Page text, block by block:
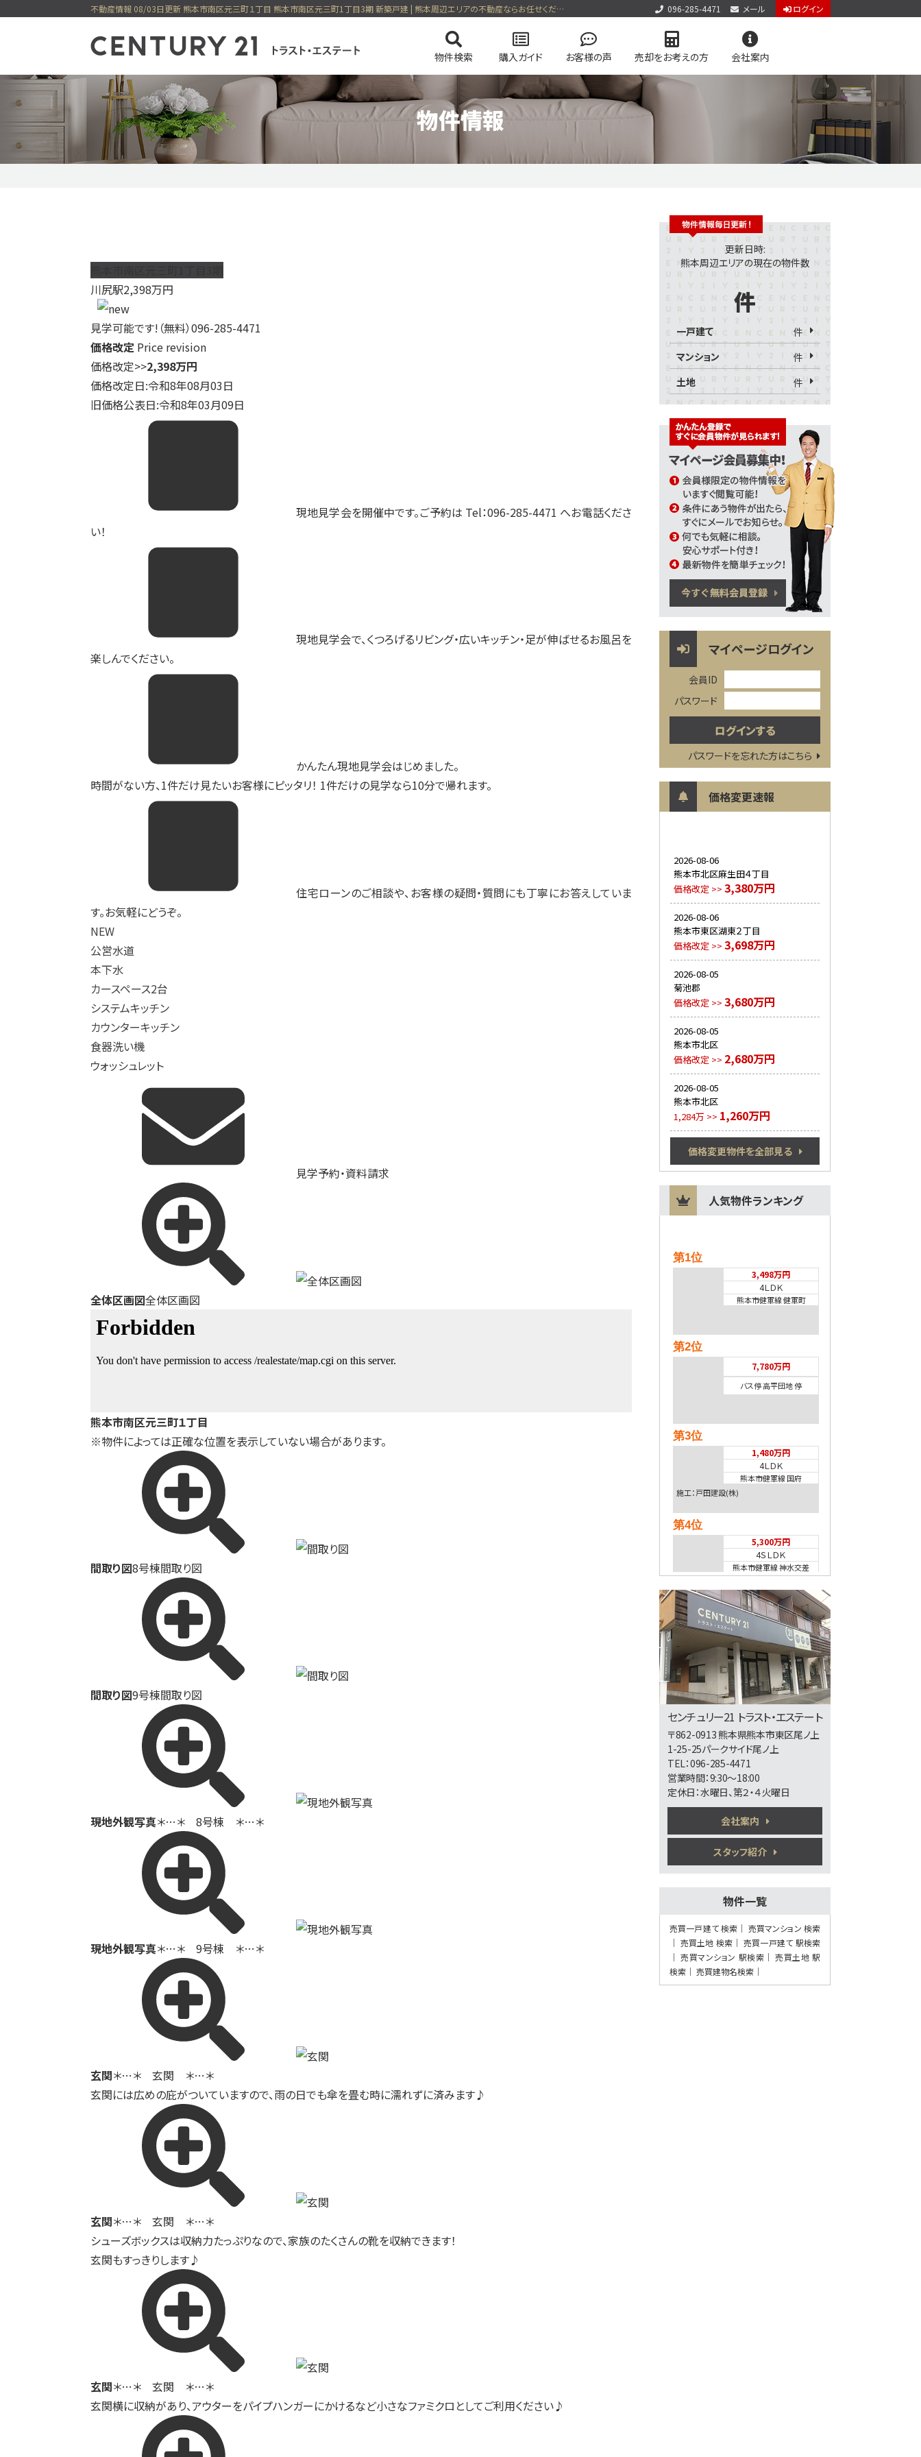
不動産情報 08/03日更新 熊本市南区元三町１丁目 熊本市南区元三町1丁目3期 新築戸建 | 熊本周辺エリアの不動産ならお任せください！ 096-285-4471 メール ログイン
物件検索 購入ガイド お客様の声 売却をお考えの方 会社案内
センチュリー21
アクセス
個人情報保護方針
サイトマップ
物件情報
川尻駅2,398万円
見学可能です!（無料）096-285-4471
価格改定 Price revision
価格改定>>2,398万円
価格改定日:令和8年08月03日
旧価格公表日:令和8年03月09日
現地見学会を開催中です。ご予約は Tel：096-285-4471 へお電話くださ
い！
現地見学会で、くつろげるリビング・広いキッチン・足が伸ばせるお風呂を
楽しんでください。
かんたん現地見学会はじめました。
時間がない方、1件だけ見たいお客様にピッタリ！ 1件だけの見学なら10分で帰れます。
住宅ローンのご相談や、お客様の疑問・質問にも丁寧にお答えしていま
す。お気軽にどうぞ。
NEW
公営水道
本下水
カースペース2台
システムキッチン
カウンターキッチン
食器洗い機
ウォッシュレット
見学予約・資料請求
全体区画図全体区画図
熊本市南区元三町１丁目
※物件によっては正確な位置を表示していない場合があります。
間取り図8号棟間取り図
間取り図9号棟間取り図
現地外観写真＊…＊ 8号棟 ＊…＊
現地外観写真＊…＊ 9号棟 ＊…＊
玄関＊…＊ 玄関 ＊…＊
玄関には広めの庇がついていますので、雨の日でも傘を畳む時に濡れずに済みます♪
玄関＊…＊ 玄関 ＊…＊
シューズボックスは収納力たっぷりなので、家族のたくさんの靴を収納できます！
玄関もすっきりします♪
玄関＊…＊ 玄関 ＊…＊
玄関横に収納があり、アウターをパイプハンガーにかけるなど小さなファミクロとしてご利用ください♪
更新日時:
熊本周辺エリアの現在の物件数
件
一戸建て
件
マンション
件
土地
件
マイページログイン
会員ID
パスワード
パスワードを忘れた方はこちら
価格変更速報
2026-08-06
熊本市北区麻生田４丁目
価格改定 >> 3,380万円
2026-08-06
熊本市東区湖東２丁目
価格改定 >> 3,698万円
2026-08-05
菊池郡
価格改定 >> 3,680万円
2026-08-05
熊本市北区
価格改定 >> 2,680万円
2026-08-05
熊本市北区
1,284万 >> 1,260万円
価格変更物件を全部見る
人気物件ランキング
第1位
3,498万円
4ＬＤＫ
熊本市健軍線 健軍町
第2位
7,780万円
バス停 高平団地 停
第3位
1,480万円
4ＬＤＫ
熊本市健軍線 国府
施工：戸田建設(株)
第4位
5,300万円
4ＳＬＤＫ
熊本市健軍線 神水交差
点
第5位
2,598万円
4ＬＤＫ
第6位
3,698万円
4ＬＤＫ
熊本市健軍線 健軍町
2,280万円
4ＬＤＫ
植木駅
歩41分
4ＬＤＫ
熊本電気鉄道 須屋 徒歩7
分
センチュリー21 トラスト・エステート
〒862-0913 熊本県熊本市東区尾ノ上
1-25-25パークサイド尾ノ上
TEL：096-285-4471
営業時間：9:30～18:00
定休日：水曜日、第２・４火曜日
会社案内
スタッフ紹介
物件一覧
売買一戸建て 検索
売買マンション 検索
売買土地 検索
売買一戸建て 駅検索
売買マンション 駅検索
売買土地 駅
検索
売買建物名検索